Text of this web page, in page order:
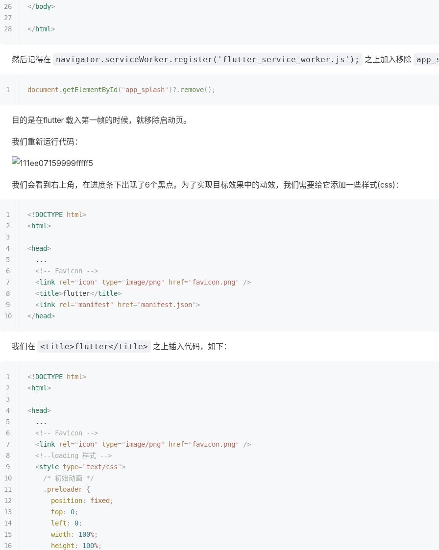
</body>
</html>
然后记得在 navigator.serviceWorker.register('flutter_service_worker.js'); 之上加入移除
document . getElementById ( "app_splash" )?. remove();
目的是在flutter 载入第一帧的时候，就移除启动页。
我们重新运行代码：
我们会看到右上角，在进度条下出现了6个黑点。为了实现目标效果中的动效，我们需要给它添加一些样式(css)：
<! DOCTYPE html>
<html>
<head>
  ...
  <!-- Favicon -->
  <
link rel="icon" type="image/png" href="favicon.png"
/>
  <
title>flutter</title>
  <
link rel="manifest" href="manifest.json">
</head>
我们在 <title>flutter</title> 之上插入代码，如下：
<! DOCTYPE html>
<html>
<head>
  ...
  <!-- Favicon -->
  <
link rel="icon" type="image/png" href="favicon.png"
/>
  <!--loading 样式 -->
  <
style type="text/css">
    /* 初始动画 */
    .
preloader {
      position
: fixed ;
      top
: 0;
      left
: 0;
      width
: 100%;
      height
: 100%;